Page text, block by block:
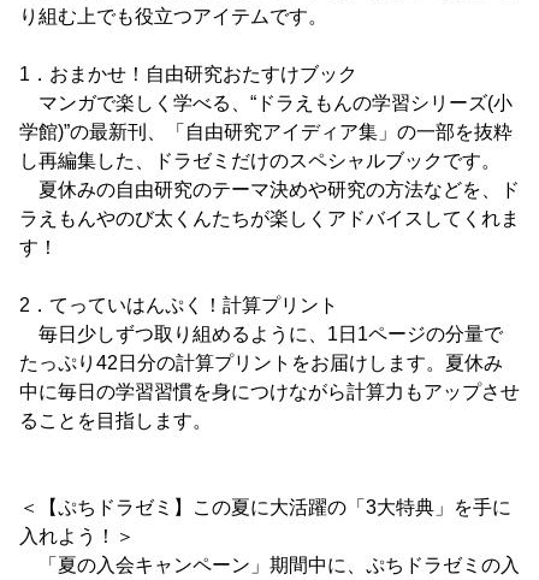
り組む上でも役立つアイテムです。
1．おまかせ！自由研究おたすけブック
マンガで楽しく学べる、“ドラえもんの学習シリーズ(小
学館)”の最新刊、「自由研究アイディア集」の一部を抜粋
し再編集した、ドラゼミだけのスペシャルブックです。
夏休みの自由研究のテーマ決めや研究の方法などを、ド
ラえもんやのび太くんたちが楽しくアドバイスしてくれま
す！
2．てっていはんぷく！計算プリント
毎日少しずつ取り組めるように、1日1ページの分量で
たっぷり42日分の計算プリントをお届けします。夏休み
中に毎日の学習習慣を身につけながら計算力もアップさせ
ることを目指します。
＜【ぷちドラゼミ】この夏に大活躍の「3大特典」を手に
入れよう！＞
「夏の入会キャンペーン」期間中に、ぷちドラゼミの入